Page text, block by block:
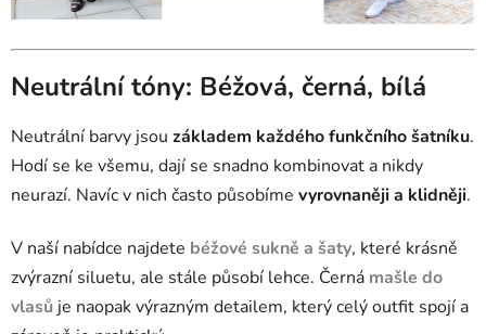
Neutrální tóny: Béžová, černá, bílá
Neutrální barvy jsou základem každého funkčního šatníku.
Hodí se ke všemu, dají se snadno kombinovat a nikdy
neurazí. Navíc v nich často působíme vyrovnaněji a klidněji.
V naší nabídce najdete béžové sukně a šaty, které krásně
zvýrazní siluetu, ale stále působí lehce. Černá mašle do
vlasů je naopak výrazným detailem, který celý outfit spojí a